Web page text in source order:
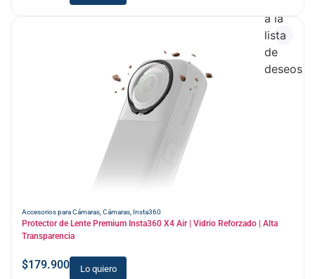
Accesorios para Cámaras,Cámaras, Insta360
Protector de Lente Premium Insta360 X4 Air | Vidrio Reforzado | Alta
Transparencia
$179.900 Lo quiero
a la
lista
de
deseos